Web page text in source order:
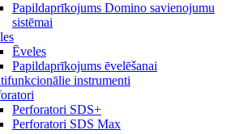
Papildaprīkojums Domino savienojumu
sistēmai
Ēveles
Papildaprīkojums ēvelēšanai
instrumenti
Perforatori SDS+
Perforatori SDS Max